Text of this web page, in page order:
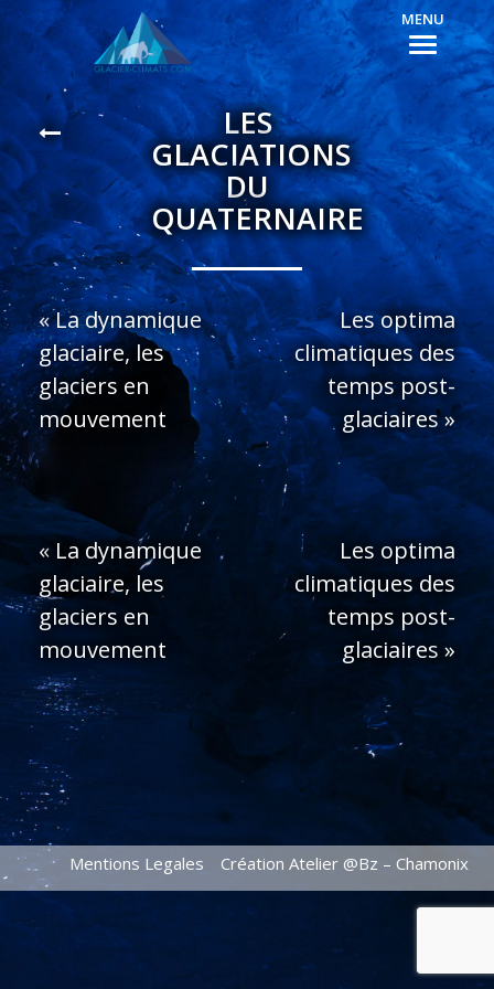
MENU
LES
GLACIATIONS
DU
QUATERNAIRE
«La dynamique
glaciaire, les
glaciers en
mouvement
Les optima
climatiques des
temps post-
glaciaires»
« La dynamique
glaciaire, les
glaciers en
mouvement
Les optima
climatiques des
temps post-
glaciaires »
Mentions Legales Création Atelier @Bz – Chamonix